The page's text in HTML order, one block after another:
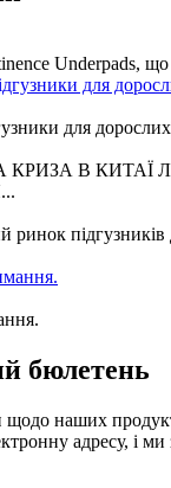
Underpads, що
для
КРИЗА В КИТАЇ
ринок
бюлетень
наших
адресу, і ми